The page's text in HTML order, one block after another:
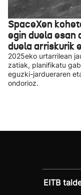
SpaceXen
egin duela esan
duela arriskurik
2025eko urtarrilean
zatiak, planifikatu
eguzki-jardueraren
ondorioz.
EITB